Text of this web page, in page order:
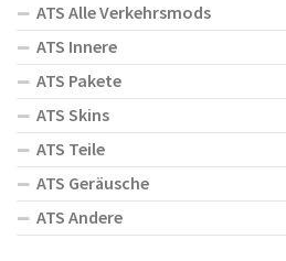
ATS Alle Verkehrsmods
ATS Innere
ATS Pakete
ATS Skins
ATS Teile
ATS Geräusche
ATS Andere